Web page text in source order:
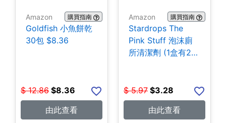
Amazon 購買指南
Goldfish 小魚餅乾
30包 $8.36
$ 12.86 $8.36
由此查看
Amazon 購買指南
Stardrops The
Pink Stuff 泡沫廁
所清潔劑 (1盒有2
$ 5.97 $3.28
由此查看